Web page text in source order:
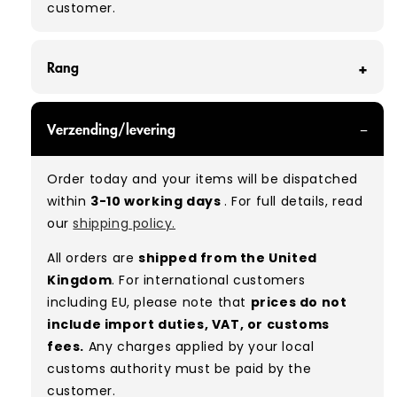
customer.
Rang
you can expect a mix of items in great and
good condition. Some will be defect-free, while
others will show signs of wear. There is no set
ratio between Grade A and Grade B items
included in our bales due to the nature of
used/vintage clothing.
Typical mix:A 80% B 20%(approx.)
Verzending/levering
Order today and your items will be dispatched
within 3-10 working days. For full details, read
ourshipping policy.
All orders are shipped from the United
Kingdom. For international customers
including EU, please note that prices do not
include import duties, VAT, or customs
fees. Any charges applied by your local
customs authority must be paid by the
customer.